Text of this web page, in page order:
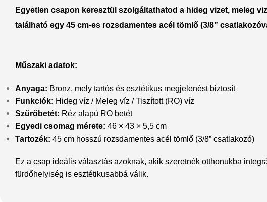
Egyetlen csapon keresztül szolgáltathatod a hideg vizet, meleg
található egy 45 cm-es rozsdamentes acél tömlő (3/8”
Műszaki adatok:
Anyaga: Bronz, mely tartós és esztétikus megjelenést biztosít
Funkciók: Hideg víz / Meleg víz / Tiszított (RO) víz
Szűrőbetét: Réz alapú RO betét
Egyedi csomag mérete: 46 × 43 × 5,5 cm
Tartozék: 45 cm hosszú rozsdamentes acél tömlő (3/8” csatlakozó)
Ez a csap ideális választás azoknak, akik szeretnék otthonukba
fürdőhelyiség is esztétikusabbá válik.